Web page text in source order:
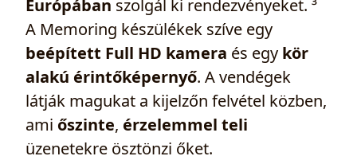
Európában szolgál ki rendezvényeket. ³
A Memoring készülékek szíve egy
beépített Full HD kamera és egy kör
alakú érintőképernyő. A vendégek
látják magukat a kijelzőn felvétel közben,
ami őszinte, érzelemmel teli
üzenetekre ösztönzi őket.